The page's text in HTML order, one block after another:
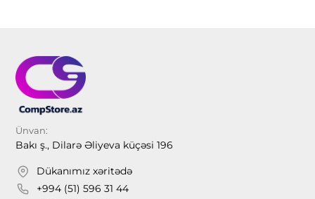
Ünvan:
Bakı ş., Dilarə Əliyeva küçəsi 196
Dükanımız xəritədə
+994 (51) 596 31 44